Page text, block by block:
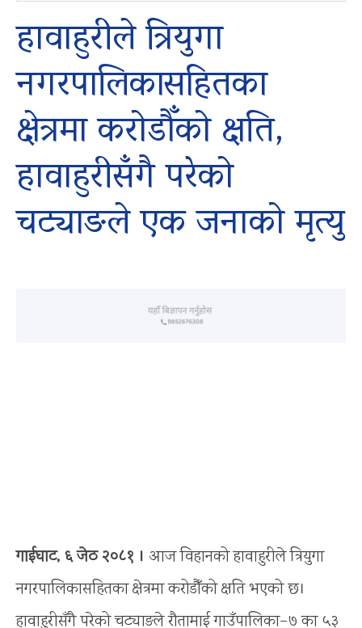
हावाहुरीले त्रियुगा
नगरपालिकासहितका
क्षेत्रमा करोडौँको क्षति,
हावाहुरीसँगै परेको
चट्याङले एक जनाको मृत्यु
गाईघाट, ६ जेठ २०८१ । आज विहानको हावाहुरीले त्रियुगा
नगरपालिकासहितका क्षेत्रमा करोडौँको क्षति भएको छ।
हावाहुरीसँगै परेको चट्याङले रौतामाई गाउँपालिका–७ का ५३